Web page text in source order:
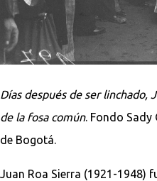
Días después de ser linchado,
de la fosa común. Fondo Sady
de Bogotá.
Juan Roa Sierra (1921-1948)